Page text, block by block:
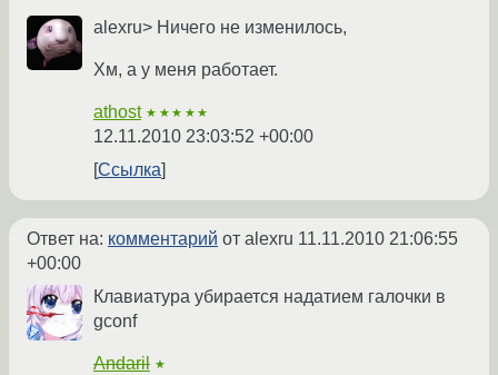
alexru> Ничего не изменилось,
Хм, а у меня работает.
athost ★★★★★
12.11.2010 23:03:52 +00:00
Ссылка
Ответ на: комментарий от alexru 11.11.2010 21:06:55
+00:00
Клавиатура убирается надатием галочки в
gconf
Andaril ★